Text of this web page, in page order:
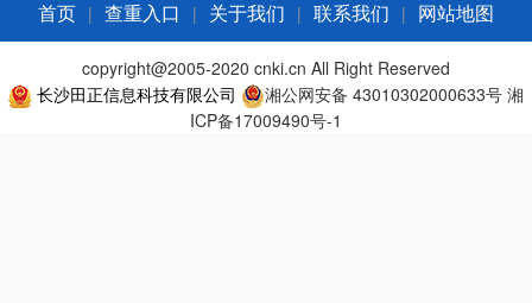
首页 | 查重入口 | 关于我们 | 联系我们 | 网站地图
copyright@2005-2020 cnki.cn All Right Reserved
长沙田正信息科技有限公司
湘公网安备 43010302000633号 湘
ICP备17009490号-1